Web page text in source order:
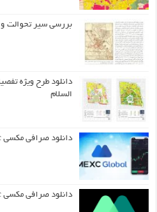
بررسی سیر تحوالت
دانلود طرح ويژه
السلام
دانلود صرافی مکسی mexc برای اندروید
دانلود صرافی مکسی mexc برای آیفون و ios